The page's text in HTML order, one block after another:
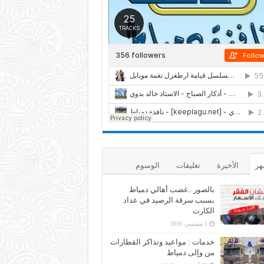
الأخيرة تعليقات الوسوم
بالصور ..غضب أهالي دمياط
بسبب سرقة الرصيد في عداد
الكارت
1 سبتمبر، 2016
خدمات : مواعيد وتذاكر القطارات
من وإلى دمياط